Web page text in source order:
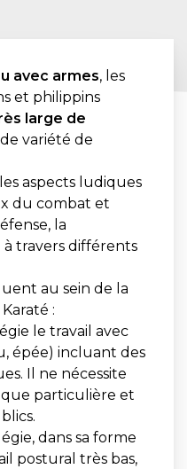
avec armes, les
et philippins
large de
variété de
aspects ludiques
du combat et
la
travers différents
au sein de la
:
le travail avec
épée) incluant des
Il ne nécessite
particulière et
dans sa forme
postural très bas,